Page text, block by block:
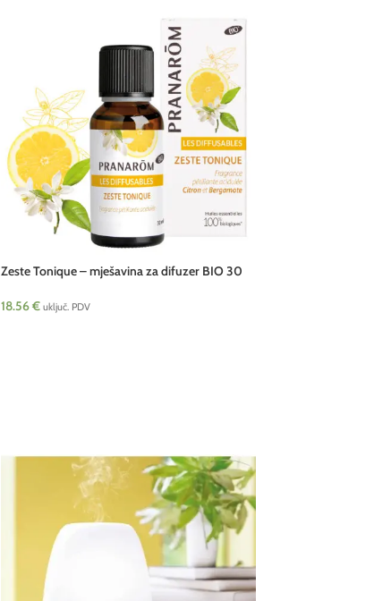
Zeste Tonique – mješavina za difuzer BIO 30
18.56€ uključ. PDV